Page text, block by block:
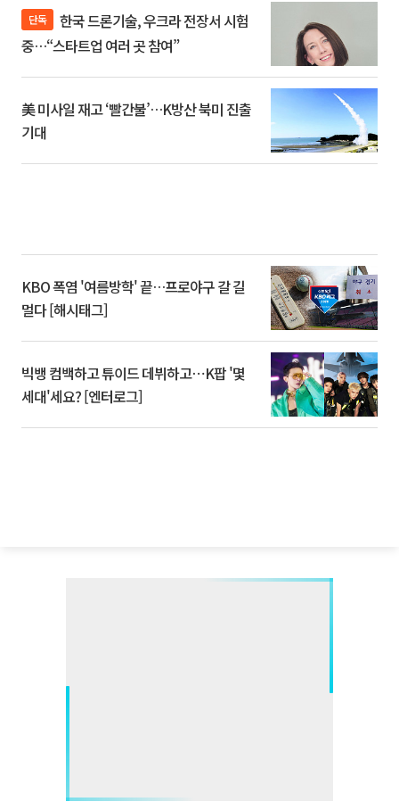
단독
중…“스타트업 여러 곳 참여”
美 미사일 재고 ‘빨간불’…K방산 북미 진출
기대
KBO 폭염 '여름방학' 끝…프로야구 갈 길
멀다 [해시태그]
빅뱅 컴백하고 튜이드 데뷔하고⋯K팝 '몇
세대'세요? [엔터로그]